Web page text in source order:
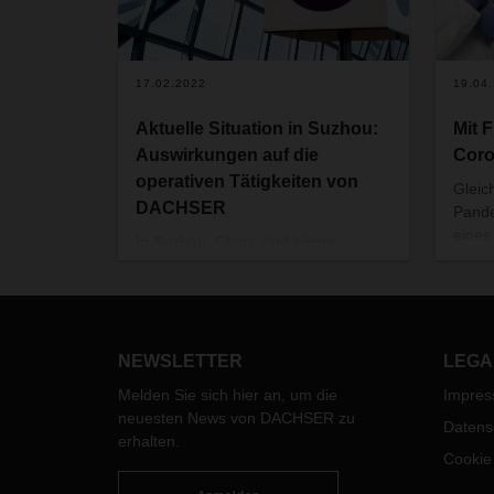
17.02.2022
Aktuelle Situation in Suzhou:
Auswirkungen auf die
operativen Tätigkeiten von
DACHSER
Da sich die Lage in Suzhou
weiterhin nicht entspannt, führen die
örtlichen Behörden nun einen
weiteren PCR-Massentest in der
Mit
als
NEWSLETTER
Melden Sie sich hier an, um die
neuesten News von DACHSER zu
erhalten.